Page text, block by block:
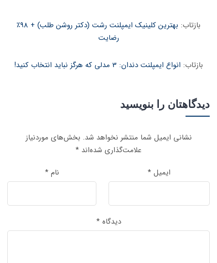
بازتاب:
بهترین کلینیک ایمپلنت رشت (دکتر روشن طلب) + 98٪
رضایت
بازتاب: انواع ایمپلنت دندان: 3 مدلی که هرگز نباید انتخاب کنید!
دیدگاهتان را بنویسید
نشانی ایمیل شما منتشر نخواهد شد. بخش‌های موردنیاز
علامت‌گذاری شده‌اند *
نام* ایمیل *
دیدگاه*